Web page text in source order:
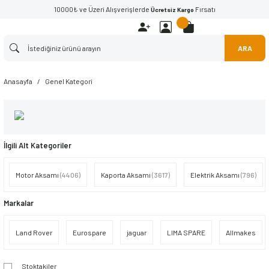
10000₺ ve Üzeri Alışverişlerde Ücretsiz Kargo Fırsatı
ARA
Anasayfa Genel Kategori
İlgili Alt Kategoriler
Motor Aksamı (4406) Kaporta Aksamı (3617) Elektrik Aksamı (796)
Markalar
Land Rover Eurospare jaguar LIMA SPARE Allmakes
Stoktakiler